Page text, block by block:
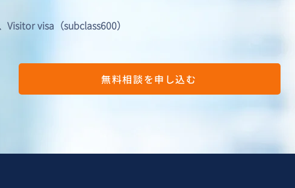
Visitor visa（subclass600）
無料相談を申し込む